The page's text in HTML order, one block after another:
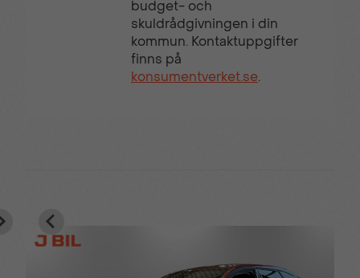
budget- och
skuldrådgivningen i din
kommun. Kontaktuppgifter
finns på
konsumentverket.se.